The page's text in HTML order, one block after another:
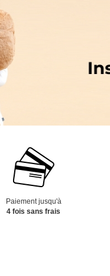
Paiement jusqu'à
4 fois sans frais